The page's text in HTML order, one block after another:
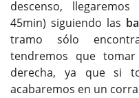
descenso,
45min) siguiendo las
tramo sólo
tendremos que
derecha, ya que si
acabaremos en un